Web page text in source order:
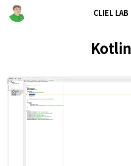
CLIEL LAB
Kotlin